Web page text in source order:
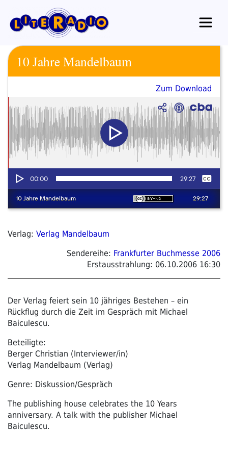
Inhalt
springen
10 Jahre Mandelbaum
Zum Download
Verlag: Verlag Mandelbaum
Sendereihe: Frankfurter Buchmesse 2006
Erstausstrahlung: 06.10.2006 16:30
Der Verlag feiert sein 10 jähriges Bestehen – ein
Rückflug durch die Zeit im Gespräch mit Michael
Baiculescu.
Beteiligte:
Berger Christian (Interviewer/in)
Verlag Mandelbaum (Verlag)
Genre: Diskussion/Gespräch
The publishing house celebrates the 10 Years
anniversary. A talk with the publisher Michael
Baiculescu.